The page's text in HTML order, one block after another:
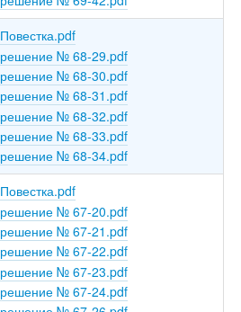
Повестка.pdf
решение № 68-29.pdf
решение № 68-30.pdf
решение № 68-31.pdf
решение № 68-32.pdf
решение № 68-33.pdf
решение № 68-34.pdf
Повестка.pdf
решение № 67-20.pdf
решение № 67-21.pdf
решение № 67-22.pdf
решение № 67-23.pdf
решение № 67-24.pdf